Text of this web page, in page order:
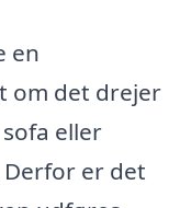
en
om det drejer
eller
er det